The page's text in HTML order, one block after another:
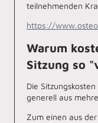
teilnehmenden
https://
Warum
Sitzung so
Die
generell aus
Zum einen aus